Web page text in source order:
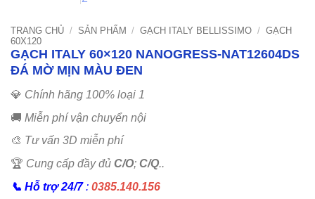
TRANG CHỦ / SẢN PHẨM / GẠCH ITALY BELLISSIMO / GẠCH
60X120
GẠCH ITALY 60×120 NANOGRESS-NAT12604DS
ĐÁ MỜ MỊN MÀU ĐEN
💎 Chính hãng 100% loại 1
🚚 Miễn phí vận chuyển nội
🎨 Tư vấn 3D miễn phí
🏆 Cung cấp đầy đủ C/O; C/Q..
📞 Hỗ trợ 24/7: 0385.140.156